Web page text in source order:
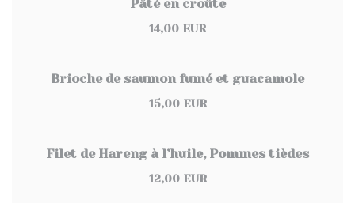
Pâté en croûte
14,00 EUR
Brioche de saumon fumé et guacamole
15,00 EUR
Filet de Hareng à l’huile, Pommes tièdes
12,00 EUR